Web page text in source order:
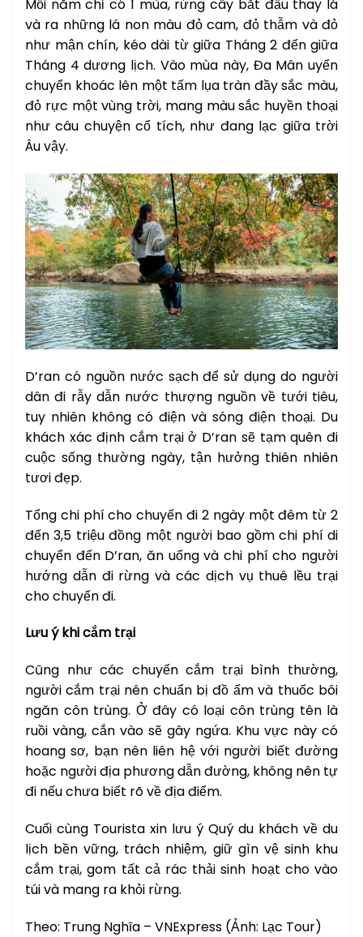
Mỗi năm chỉ có 1 mùa, rừng cây bắt đầu thay lá
và ra những lá non màu đỏ cam, đỏ thẫm và đỏ
như mận chín, kéo dài từ giữa Tháng 2 đến giữa
Tháng 4 dương lịch. Vào mùa này, Đa Mân uyển
chuyển khoác lên một tấm lụa tràn đầy sắc màu,
đỏ rực một vùng trời, mang màu sắc huyền thoại
như câu chuyện cổ tích, như đang lạc giữa trời
Âu vậy.
D’ran có nguồn nước sạch để sử dụng do người
dân đi rẫy dẫn nước thượng nguồn về tưới tiêu,
tuy nhiên không có điện và sóng điện thoại. Du
khách xác định cắm trại ở D’ran sẽ tạm quên đi
cuộc sống thường ngày, tận hưởng thiên nhiên
tươi đẹp.
Tổng chi phí cho chuyến đi 2 ngày một đêm từ 2
đến 3,5 triệu đồng một người bao gồm chi phí di
chuyển đến D’ran, ăn uống và chi phí cho người
hướng dẫn đi rừng và các dịch vụ thuê lều trại
cho chuyến đi.
Lưu ý khi cắm trại
Cũng như các chuyến cắm trại bình thường,
người cắm trại nên chuẩn bị đồ ấm và thuốc bôi
ngăn côn trùng. Ở đây có loại côn trùng tên là
ruồi vàng, cắn vào sẽ gây ngứa. Khu vực này có
hoang sơ, bạn nên liên hệ với người biết đường
hoặc người địa phương dẫn đường, không nên tự
đi nếu chưa biết rõ về địa điểm.
Cuối cùng Tourista xin lưu ý Quý du khách về du
lịch bền vững, trách nhiệm, giữ gìn vệ sinh khu
cắm trại, gom tất cả rác thải sinh hoạt cho vào
túi và mang ra khỏi rừng.
Theo: Trung Nghĩa – VNExpress (Ảnh: Lạc Tour)